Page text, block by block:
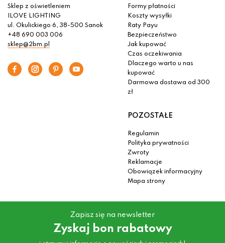
Sklep z oświetleniem
ILOVE LIGHTING
ul. Okulickiego 6, 38-500 Sanok
+48 690 003 006
sklep@2bm.pl
Formy płatności
Koszty wysyłki
Raty Payu
Bezpieczeństwo
Jak kupować
Czas oczekiwania
Dlaczego warto u nas
kupować
Darmowa dostawa od 300
zł
POZOSTAŁE
Regulamin
Polityka prywatności
Zwroty
Reklamacje
Obowiązek informacyjny
Mapa strony
Zapisz się na newsletter
Zyskaj bon rabatowy